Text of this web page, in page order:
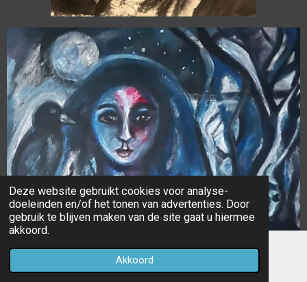
Deze website gebruikt cookies voor analyse-
doeleinden en/of het tonen van advertenties. Door
gebruik te blijven maken van de site gaat u hiermee
akkoord.
Akkoord